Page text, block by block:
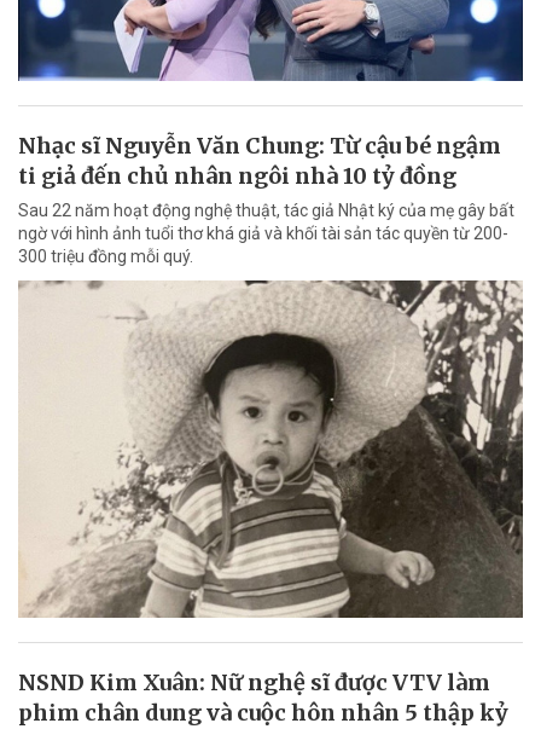
Nhạc sĩ Nguyễn Văn Chung: Từ cậu bé ngậm
ti giả đến chủ nhân ngôi nhà 10 tỷ đồng
Sau 22 năm hoạt động nghệ thuật, tác giả Nhật ký của mẹ gây bất
ngờ với hình ảnh tuổi thơ khá giả và khối tài sản tác quyền từ 200-
300 triệu đồng mỗi quý.
NSND Kim Xuân: Nữ nghệ sĩ được VTV làm
phim chân dung và cuộc hôn nhân 5 thập kỷ